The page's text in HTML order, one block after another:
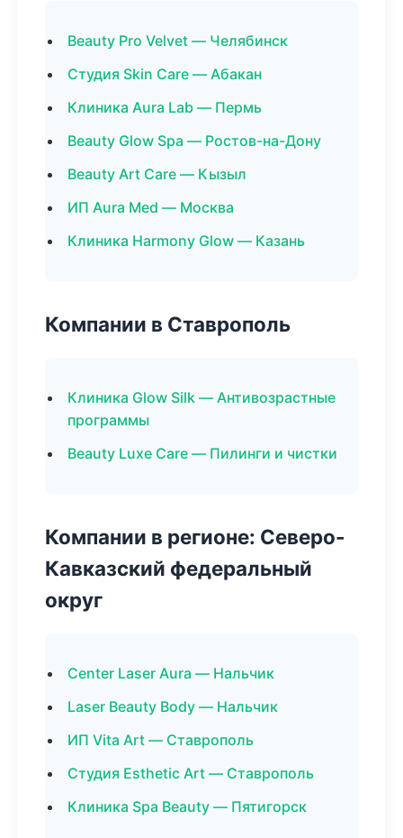
Beauty Pro Velvet — Челябинск
Студия Skin Care — Абакан
Клиника Aura Lab — Пермь
Beauty Glow Spa — Ростов-на-Дону
Beauty Art Care — Кызыл
ИП Aura Med — Москва
Клиника Harmony Glow — Казань
Компании в Ставрополь
Клиника Glow Silk — Антивозрастные
программы
Beauty Luxe Care — Пилинги и чистки
Компании в регионе: Северо-
Кавказский федеральный
округ
Center Laser Aura — Нальчик
Laser Beauty Body — Нальчик
ИП Vita Art — Ставрополь
Студия Esthetic Art — Ставрополь
Клиника Spa Beauty — Пятигорск